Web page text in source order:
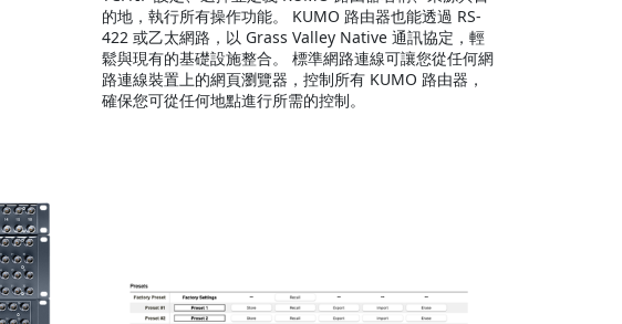
的地，執行所有操作功能。 KUMO 路由器也能透過 RS-
422 或乙太網路，以 Grass Valley Native 通訊協定，輕
鬆與現有的基礎設施整合。 標準網路連線可讓您從任何網
路連線裝置上的網頁瀏覽器，控制所有 KUMO 路由器，
確保您可從任何地點進行所需的控制。